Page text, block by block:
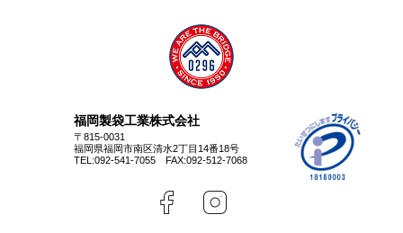
福岡製袋工業株式会社
〒815-0031
福岡県福岡市南区清水2丁目14番18号
TEL:092-541-7055FAX:092-512-7068